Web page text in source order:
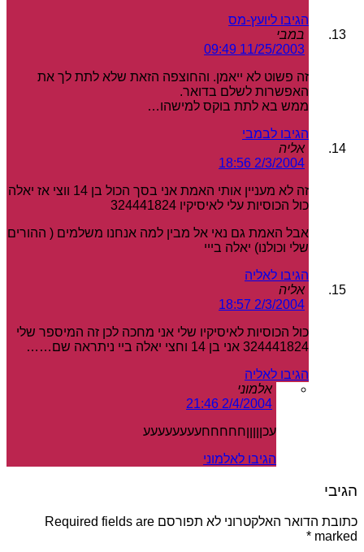
הגיבו ליועץ-מס
במבי
11/25/2003 09:49
זה פשוט לא ייאמן. והחוצפה הזאת שלא לתת לך את
האפשרות לשלם בדואר.
ממש בא לתת בוקס למישהו…
הגיבו לבמבי
אליה
2/3/2004 18:56
זה לא מעניין אותי האמת אני בסך הכול בן 14 ווצי אז יאלה
כול הכוסיות עלי לאיסיקיו 324441824
אבל האמת גם נאי אל מבין למה אנחנו משלמים ( ההורים
שלי וכולנו) יאלה בייי
הגיבו לאליה
אליה
2/3/2004 18:57
כול הכוסיות לאיסיקיו שלי אני מחכה לכן זה המיספר שלי
324441824 אני בן 14 וחצי יאלה ביי ניתראה שם……
הגיבו לאליה
אלמוני
2/4/2004 21:46
עכןןןןןחחחחחעעעעעעעע
הגיבו לאלמוני
הגיבי
כתובת הדואר האלקטרוני לא תפורסם Required fields are
marked
*